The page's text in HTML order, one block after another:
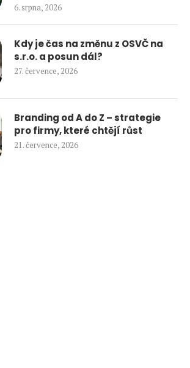
6. srpna, 2026
Kdy je čas na změnu z OSVČ na
s.r.o. a posun dál?
27. července, 2026
Branding od A do Z – strategie
pro firmy, které chtějí růst
21. července, 2026